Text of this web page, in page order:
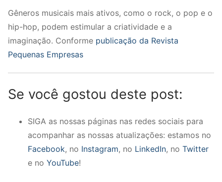
Gêneros musicais mais ativos, como o rock, o pop e o
hip-hop, podem estimular a criatividade e a
imaginação. Conforme publicação da Revista
Pequenas Empresas
Se você gostou deste post:
SIGA as nossas páginas nas redes sociais para
acompanhar as nossas atualizações: estamos no
Facebook, no Instagram, no LinkedIn, no Twitter
e no YouTube!